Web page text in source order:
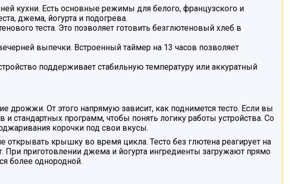
кухни. Есть основные режимы для белого, французского и
джема, йогурта и подогрева.
теста. Это позволяет готовить безглютеновый хлеб в
выпечки. Встроенный таймер на 13 часов позволяет
поддерживает стабильную температуру или аккуратный
дрожжи. От этого напрямую зависит, как поднимется тесто. Если вы
и стандартных программ, чтобы понять логику работы устройства. Со
корочки под свои вкусы.
крышку во время цикла. Тесто без глютена реагирует на
При приготовлении джема и йогурта ингредиенты загружают прямо
более однородной.